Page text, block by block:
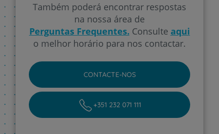
Também poderá encontrar respostas
na nossa área de
Perguntas Frequentes. Consulte aqui
o melhor horário para nos contactar.
CONTACTE-NOS
+351 232 071 111